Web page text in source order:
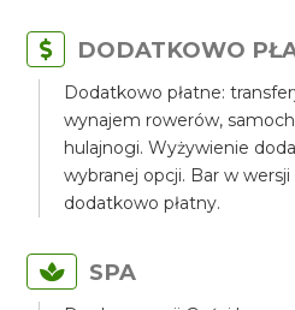
DODATKOWO
Dodatkowo płatne:
wynajem rowerów,
hulajnogi. Wyżywienie
wybranej opcji. Bar w
dodatkowo płatny.
SPA